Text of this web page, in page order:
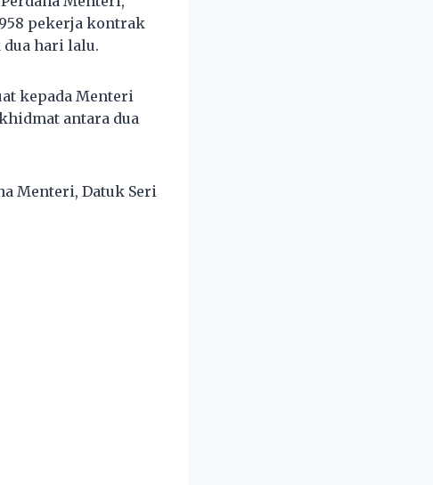
pekerja kontrak
dua hari lalu.
kepada Menteri
antara dua
Menteri, Datuk Seri